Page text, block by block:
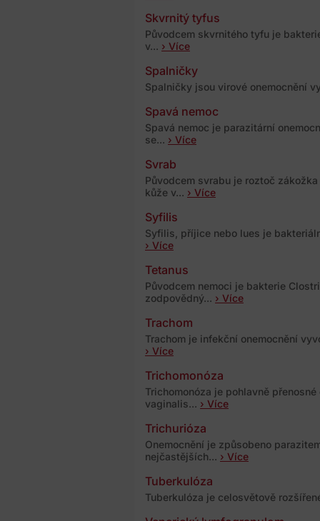
Skvrnitý tyfus
Původcem skvrnitého tyfu je
v... › Více
Spalničky
Spalničky jsou virové onemocnění
Spavá nemoc
Spavá nemoc je parazitární
se... › Více
Svrab
Původcem svrabu je roztoč
kůže v... › Více
Syfilis
Syfilis, příjice nebo lues je
› Více
Tetanus
Původcem nemoci je bakterie
zodpovědný... › Více
Trachom
Trachom je infekční onemocnění
› Více
Trichomonóza
Trichomonóza je pohlavně
vaginalis... › Více
Trichurióza
Onemocnění je způsobeno
nejčastějších... › Více
Tuberkulóza
Tuberkulóza je celosvětově